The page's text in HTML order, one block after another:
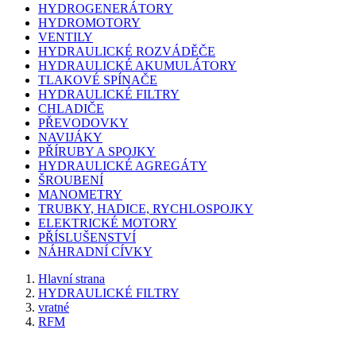
HYDROGENERÁTORY
HYDROMOTORY
VENTILY
HYDRAULICKÉ ROZVÁDĚČE
HYDRAULICKÉ AKUMULÁTORY
TLAKOVÉ SPÍNAČE
HYDRAULICKÉ FILTRY
CHLADIČE
PŘEVODOVKY
NAVIJÁKY
PŘÍRUBY A SPOJKY
HYDRAULICKÉ AGREGÁTY
ŠROUBENÍ
MANOMETRY
TRUBKY, HADICE, RYCHLOSPOJKY
ELEKTRICKÉ MOTORY
PŘÍSLUŠENSTVÍ
NÁHRADNÍ CÍVKY
Hlavní strana
HYDRAULICKÉ FILTRY
vratné
RFM